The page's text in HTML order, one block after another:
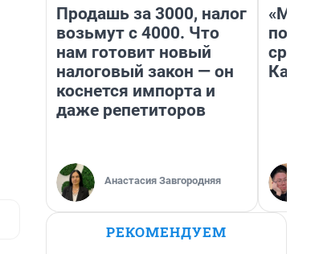
Продашь за 3000, налог
возьмут с 4000. Что
нам готовит новый
налоговый закон — он
коснется импорта и
даже репетиторов
Анастасия Завгородняя
РЕКОМЕНДУЕМ